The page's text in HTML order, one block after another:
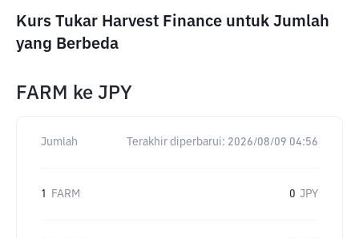
Kurs Tukar Harvest Finance untuk Jumlah
yang Berbeda
FARM ke JPY
Jumlah Terakhir diperbarui: 2026/08/09 04:56
1 FARM 0 JPY